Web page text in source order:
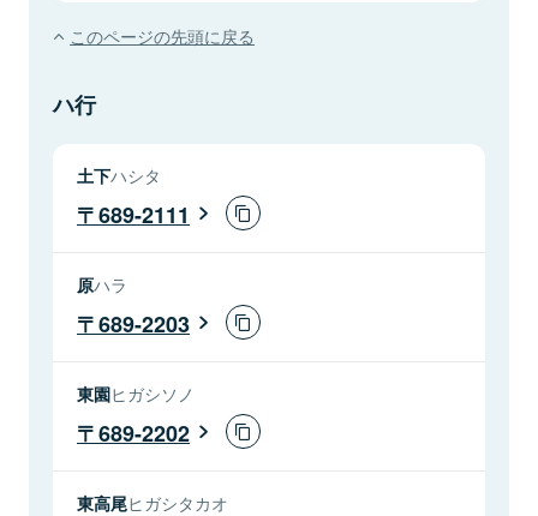
このページの先頭に戻る
ハ行
土下ハシタ
689-2111
原ハラ
689-2203
東園ヒガシソノ
689-2202
東高尾ヒガシタカオ